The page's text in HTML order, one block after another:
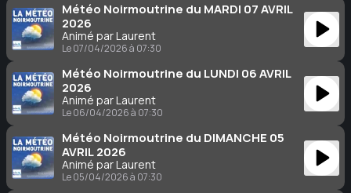
Météo Noirmoutrine du MARDI 07 AVRIL
2026
Animé par Laurent
Le 07/04/2026 à 07:30
Météo Noirmoutrine du LUNDI 06 AVRIL
2026
Animé par Laurent
Le 06/04/2026 à 07:30
Météo Noirmoutrine du DIMANCHE 05
AVRIL 2026
Animé par Laurent
Le 05/04/2026 à 07:30